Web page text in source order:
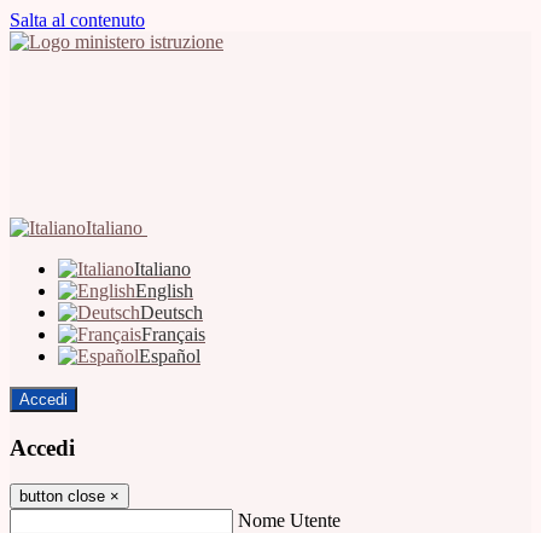
Salta al contenuto
Italiano
Italiano
English
Deutsch
Français
Español
Accedi
Accedi
button close ×
Nome Utente